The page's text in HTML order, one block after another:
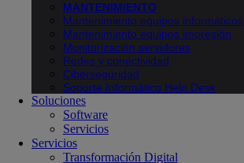
MANTENIMIENTO
Mantenimiento equipos informáticos
Mantenimiento equipos impresión
Monitorización servidores
Redes y conectividad
Ciberseguridad
Soporte Informático Help Desk
Soluciones
Software
Servicios
Servicios
Transformación Digital